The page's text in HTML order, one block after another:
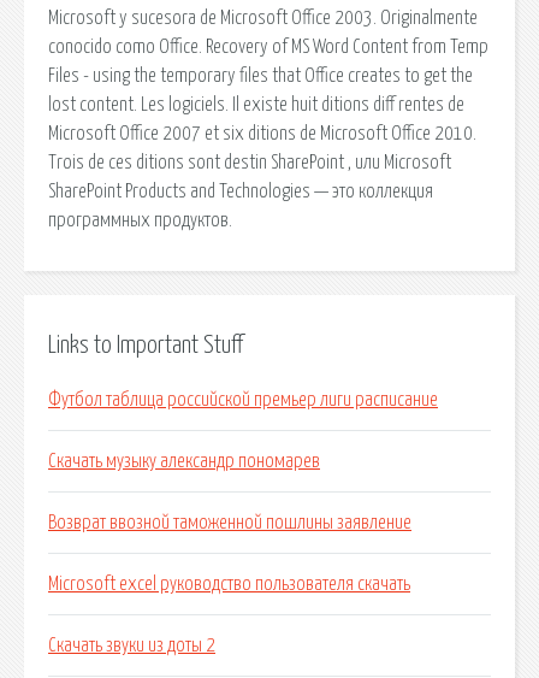
Microsoft y sucesora de Microsoft Office 2003. Originalmente
conocido como Office. Recovery of MS Word Content from Temp
Files - using the temporary files that Office creates to get the
lost content. Les logiciels. Il existe huit ditions diff rentes de
Microsoft Office 2007 et six ditions de Microsoft Office 2010.
Trois de ces ditions sont destin SharePoint , или Microsoft
SharePoint Products and Technologies — это коллекция
программных продуктов.
Links to Important Stuff
Футбол таблица российской премьер лиги расписание
Скачать музыку александр пономарев
Возврат ввозной таможенной пошлины заявление
Microsoft excel руководство пользователя скачать
Скачать звуки из доты 2